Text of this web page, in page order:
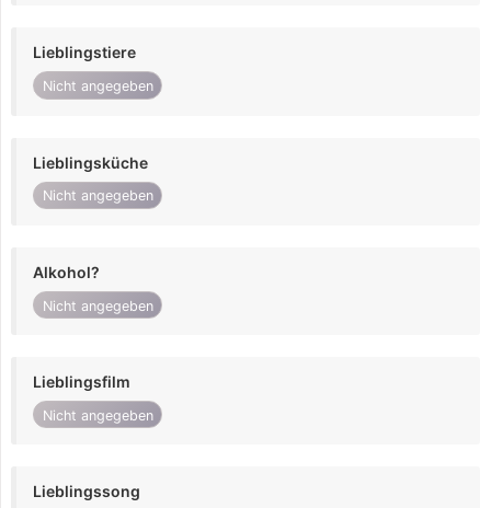
Lieblingstiere
Nicht angegeben
Lieblingsküche
Nicht angegeben
Alkohol?
Nicht angegeben
Lieblingsfilm
Nicht angegeben
Lieblingssong